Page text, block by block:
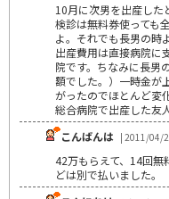
10月に次男を出産した
検診は無料券使っても
よ。それでも長男の時
出産費用は直接病院に
院です。ちなみに長男
額でした。）一時金が
がったのでほとんど変
総合病院で出産した友
こんばんは | 2011/04/
42万もらえて、14回無
どは別で払いました。